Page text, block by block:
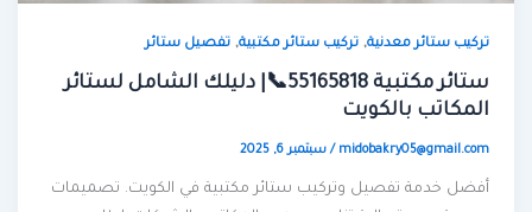
تركيب ستائر معدنية,تركيب ستائر مكتبية,تفصيل ستائر
ستائر مكتبية 55165818📞| دليلك الشامل لستائر
المكاتب بالكويت
midobakry05@gmail.com
/سبتمبر 6, 2025
أفضل خدمة تفصيل وتركيب ستائر مكتبية في الكويت. تصميمات